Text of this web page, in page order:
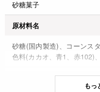
砂糖菓子
原材料名
砂糖(国内製造)、コーンス
色料(カカオ、青1、赤102)
もっ